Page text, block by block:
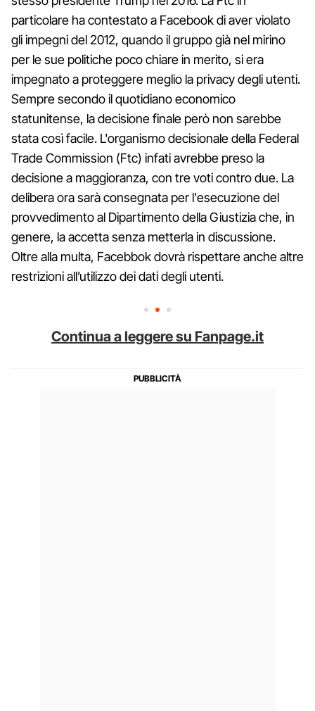
particolare ha contestato a Facebook di aver violato
gli impegni del 2012, quando il gruppo già nel mirino
per le sue politiche poco chiare in merito, si era
impegnato a proteggere meglio la privacy degli utenti.
Sempre secondo il quotidiano economico
statunitense, la decisione finale però non sarebbe
stata così facile. L'organismo decisionale della Federal
Trade Commission (Ftc) infati avrebbe preso la
decisione a maggioranza, con tre voti contro due. La
delibera ora sarà consegnata per l'esecuzione del
provvedimento al Dipartimento della Giustizia che, in
genere, la accetta senza metterla in discussione.
Oltre alla multa, Facebbok dovrà rispettare anche altre
restrizioni all’utilizzo dei dati degli utenti.
Continua a leggere su Fanpage.it